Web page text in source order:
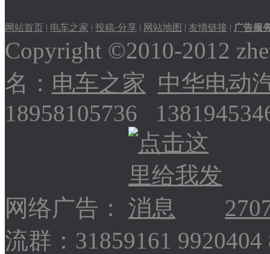
网站首页 | 电车之家 | 投稿·分享 | 网站地图 | 友情链接 | 广告服
Copyright ©2010-2012
名： 电车之家 中华电动
18958105736
网络广告：
流群：31859161